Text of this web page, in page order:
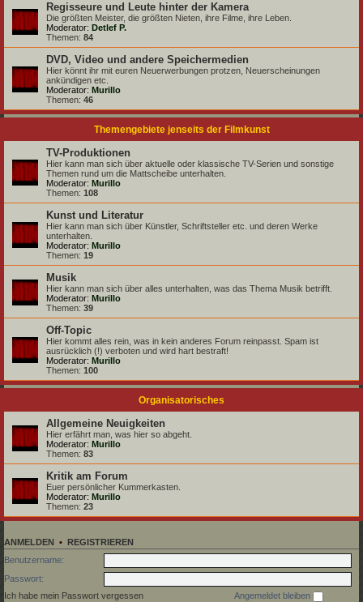
Regisseure und Leute hinter der Kamera
Die größten Meister, die größten Nieten, ihre Filme, ihre Leben.
Moderator: Detlef P.
Themen: 84
DVD, Video und andere Speichermedien
Hier könnt ihr mit euren Neuerwerbungen protzen, Neuerscheinungen
ankündigen etc.
Moderator: Murillo
Themen: 46
Themengebiete jenseits der Filmkunst
TV-Produktionen
Hier kann man sich über aktuelle oder klassische TV-Serien und sonstige
Themen rund um die Mattscheibe unterhalten.
Moderator: Murillo
Themen: 108
Kunst und Literatur
Hier kann man sich über Künstler, Schriftsteller etc. und deren Werke
unterhalten.
Moderator: Murillo
Themen: 19
Musik
Hier kann man sich über alles unterhalten, was das Thema Musik betrifft.
Moderator: Murillo
Themen: 39
Off-Topic
Hier kommt alles rein, was in kein anderes Forum reinpasst. Spam ist
ausrücklich (!) verboten und wird hart bestraft!
Moderator: Murillo
Themen: 100
Organisatorisches
Allgemeine Neuigkeiten
Hier erfährt man, was hier so abgeht.
Moderator: Murillo
Themen: 83
Kritik am Forum
Euer persönlicher Kummerkasten.
Moderator: Murillo
Themen: 23
ANMELDEN • REGISTRIEREN
Benutzername:
Passwort:
Ich habe mein Passwort vergessen
Angemeldet bleiben